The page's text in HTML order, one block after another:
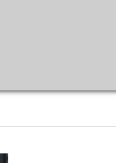
stronę: